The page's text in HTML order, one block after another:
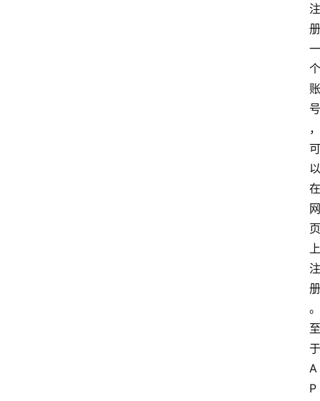
注
册
一
个
账
号
，
可
以
在
网
页
上
注
册
。
至
于
A
P